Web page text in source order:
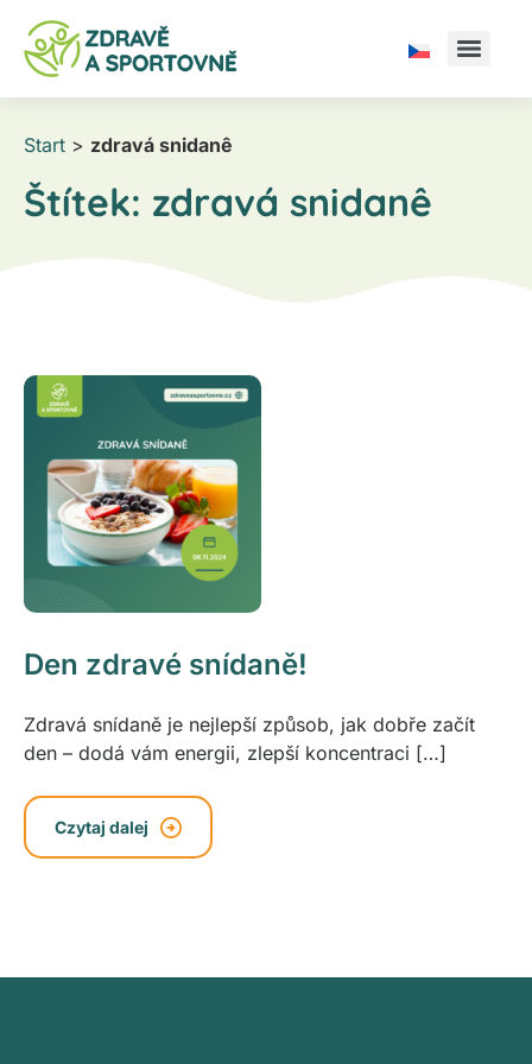
Start > zdravá snidanê
Štítek: zdravá snidanê
Den zdravé snídaně!
Zdravá snídaně je nejlepší způsob, jak dobře začít
den – dodá vám energii, zlepší koncentraci […]
Czytaj dalej